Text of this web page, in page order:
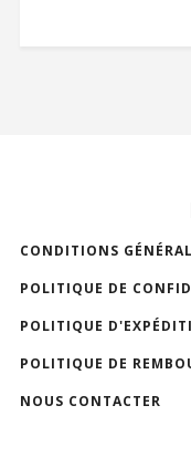
CONDITIONS
POLITIQUE DE
POLITIQUE
POLITIQUE DE
NOUS CONTACTER